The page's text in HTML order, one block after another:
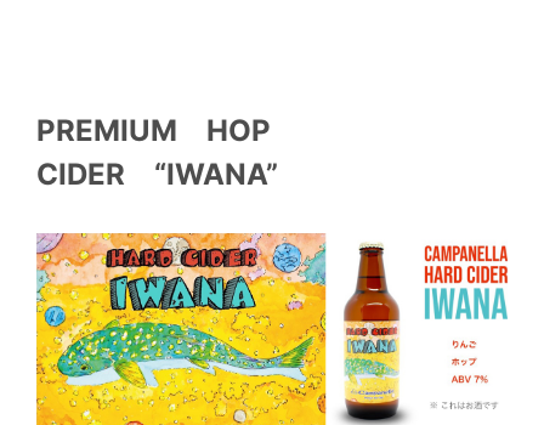
PREMIUM HOP
CIDER “IWANA”